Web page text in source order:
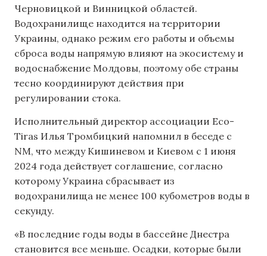
Черновицкой и Винницкой областей.
Водохранилище находится на территории
Украины, однако режим его работы и объемы
сброса воды напрямую влияют на экосистему и
водоснабжение Молдовы, поэтому обе страны
тесно координируют действия при
регулировании стока.
Исполнительный директор ассоциации Eco-
Tiras Илья Тромбицкий напомнил в беседе с
NM, что между Кишиневом и Киевом с 1 июня
2024 года действует соглашение, согласно
которому Украина сбрасывает из
водохранилища не менее 100 кубометров воды в
секунду.
«В последние годы воды в бассейне Днестра
становится все меньше. Осадки, которые были